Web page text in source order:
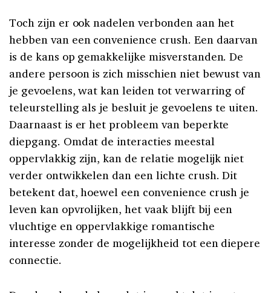
Toch zijn er ook nadelen verbonden aan het
hebben van een convenience crush. Een daarvan
is de kans op gemakkelijke misverstanden. De
andere persoon is zich misschien niet bewust van
je gevoelens, wat kan leiden tot verwarring of
teleurstelling als je besluit je gevoelens te uiten.
Daarnaast is er het probleem van beperkte
diepgang. Omdat de interacties meestal
oppervlakkig zijn, kan de relatie mogelijk niet
verder ontwikkelen dan een lichte crush. Dit
betekent dat, hoewel een convenience crush je
leven kan opvrolijken, het vaak blijft bij een
vluchtige en oppervlakkige romantische
interesse zonder de mogelijkheid tot een diepere
connectie.